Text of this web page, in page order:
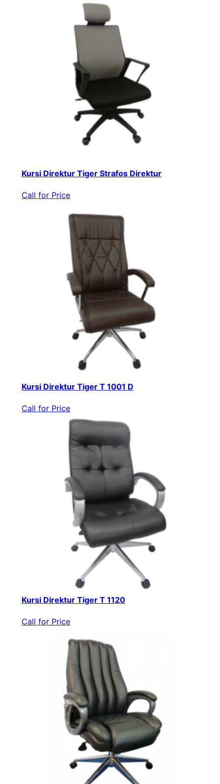
Kursi Direktur Tiger Strafos Direktur
Call for Price
Kursi Direktur Tiger T 1001 D
Call for Price
Kursi Direktur Tiger T 1120
Call for Price